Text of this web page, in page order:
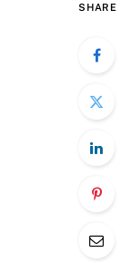
SHARE